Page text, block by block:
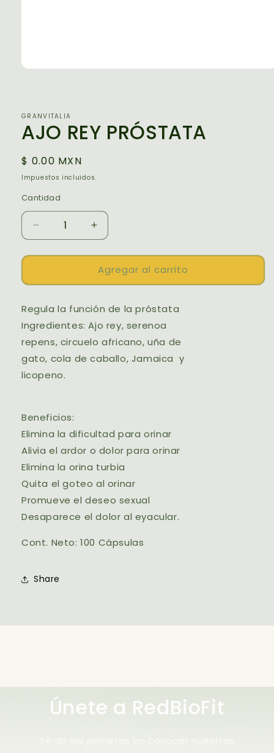
una
ventana
modal
GRANVITALIA
AJO REY PRÓSTATA
Precio
habitual
$ 0.00 MXN
Impuestos incluidos.
Cantidad
Cantidad
Reducir
cantidad
para
REY
Aumentar
cantidad
para
AJO
REY
Agregar al carrito
Regula la función de la próstata
Ingredientes: Ajo rey, serenoa
repens, circuelo africano, uña de
gato, cola de caballo, Jamaica y
licopeno.
Beneficios:
Elimina la dificultad para orinar
Alivia el ardor o dolor para orinar
Elimina la orina turbia
Quita el goteo al orinar
Promueve el deseo sexual
Desaparece el dolor al eyacular.
Cont. Neto: 100 Cápsulas
Share
Únete a RedBioFit